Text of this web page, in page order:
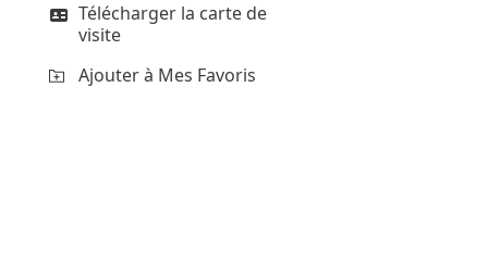
Télécharger la carte de
visite
Ajouter à Mes Favoris